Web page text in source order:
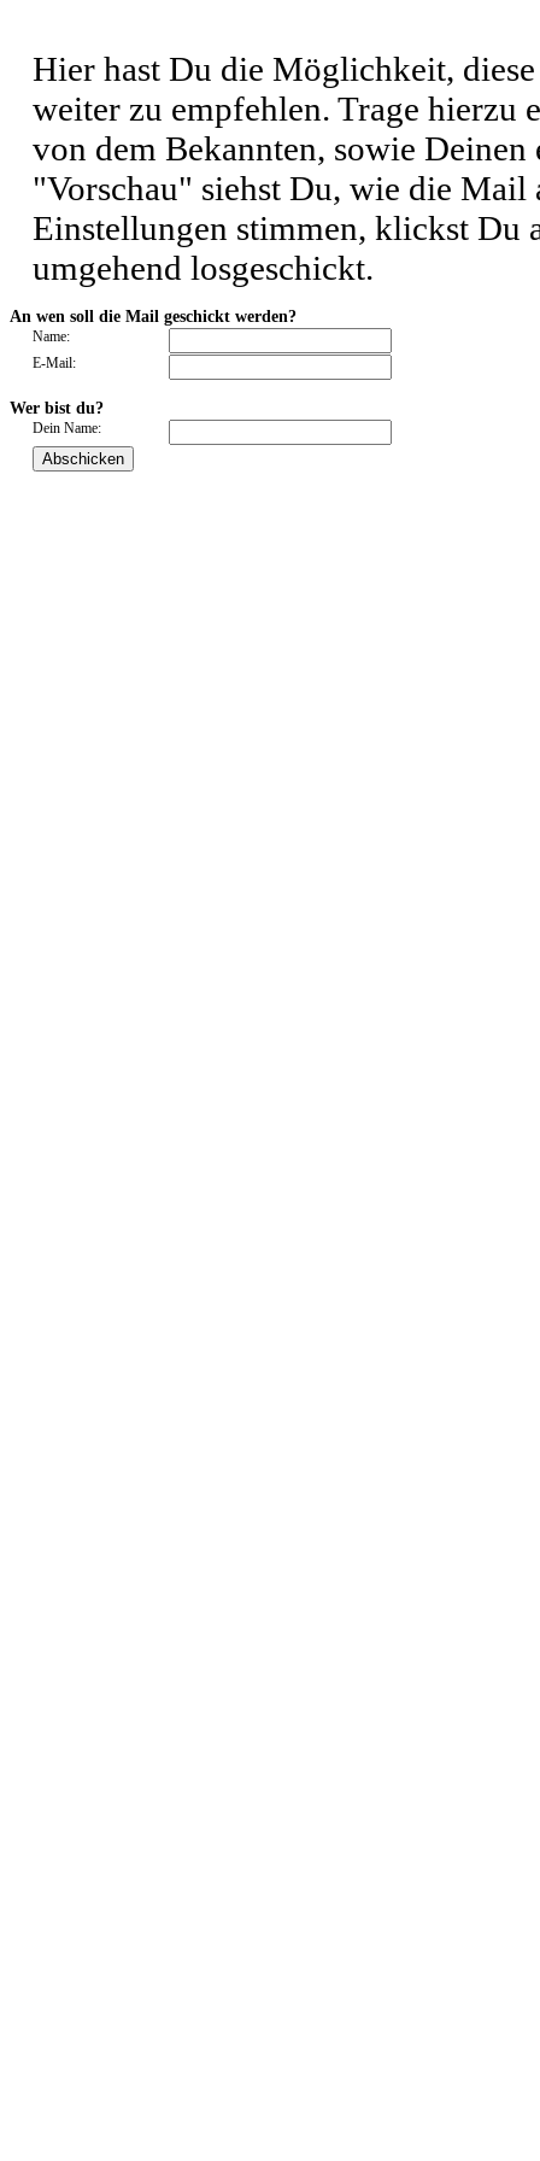
Hier hast Du die Möglichkeit,
weiter zu empfehlen. Trage hierzu
von dem Bekannten, sowie
"Vorschau" siehst Du, wie die
Einstellungen stimmen, klickst
umgehend losgeschickt.
An wen soll die Mail geschickt werden?
Name:
E-Mail:
Wer bist du?
Dein Name: